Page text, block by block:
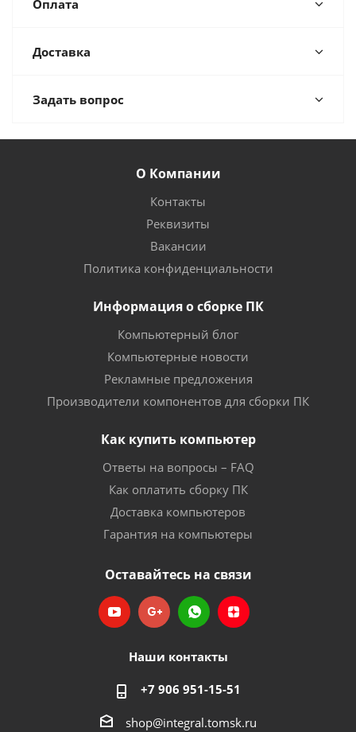
Оплата
Доставка
Задать вопрос
О Компании
Контакты
Реквизиты
Вакансии
Политика конфиденциальности
Информация о сборке ПК
Компьютерный блог
Компьютерные новости
Рекламные предложения
Производители компонентов для сборки ПК
Как купить компьютер
Ответы на вопросы – FAQ
Как оплатить сборку ПК
Доставка компьютеров
Гарантия на компьютеры
Оставайтесь на связи
Наши контакты
+7 906 951-15-51
shop@integral.tomsk.ru